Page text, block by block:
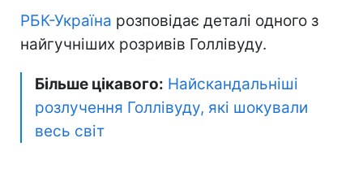
РБК-Україна розповідає деталі одного з
найгучніших розривів Голлівуду.
Більше цікавого: Найскандальніші
розлучення Голлівуду, які шокували
весь світ